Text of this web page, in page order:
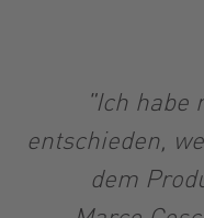
"Ich habe
entschieden,
dem